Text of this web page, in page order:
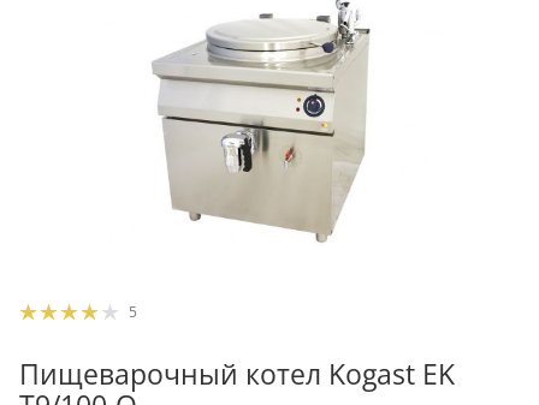
5
Пищеварочный котел Kogast EK